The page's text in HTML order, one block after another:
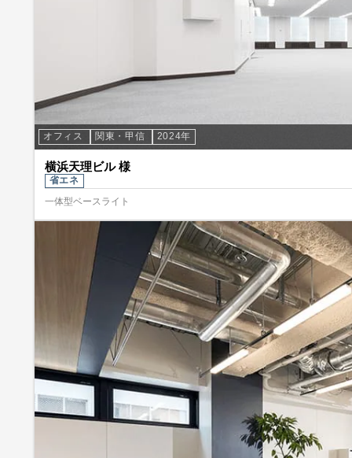
オフィス 関東・甲信 2024年
横浜天理ビル 様
省エネ
一体型ベースライト